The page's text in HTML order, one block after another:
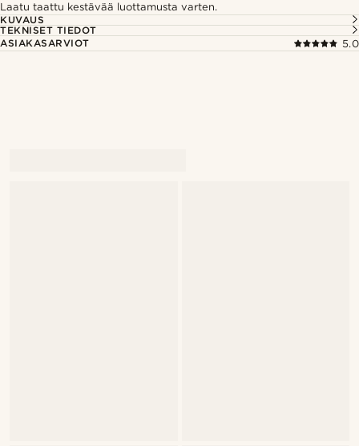
Laatu taattu kestävää luottamusta varten.
KUVAUS
TEKNISET TIEDOT
ASIAKASARVIOT
5.0